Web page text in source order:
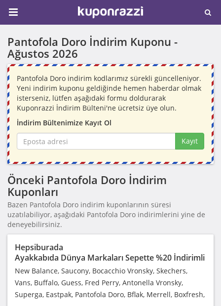
Pantofola Doro İndirim Kuponu -
Ağustos 2026
Pantofola Doro indirim kodlarımız sürekli güncelleniyor.
Yeni indirim kuponu geldiğinde hemen haberdar olmak
isterseniz, lütfen aşağıdaki formu doldurarak
Kuponrazzi İndirim Bülteni'ne ücretsiz üye olun.
İndirim Bültenimize Kayıt Ol
Kayıt
Önceki Pantofola Doro İndirim
Kuponları
Bazen Pantofola Doro indirim kuponlarının süresi
uzatılabiliyor, aşağıdaki Pantofola Doro indirimlerini yine de
deneyebilirsiniz.
Hepsiburada
Ayakkabıda Dünya Markaları Sepette %20 İndirimli
New Balance, Saucony, Bocacchio Vronsky, Skechers,
Vans, Buffalo, Guess, Fred Perry, Antonella Vronsky,
Superga, Eastpak, Pantofola Doro, Bflak, Merrell, Boxfresh,